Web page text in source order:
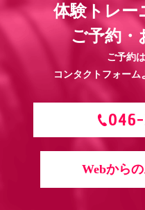
2.26 大田拓真、初防衛戦！
体験トレー
ご予約・
ご予約
コンタクトフォー
Webから